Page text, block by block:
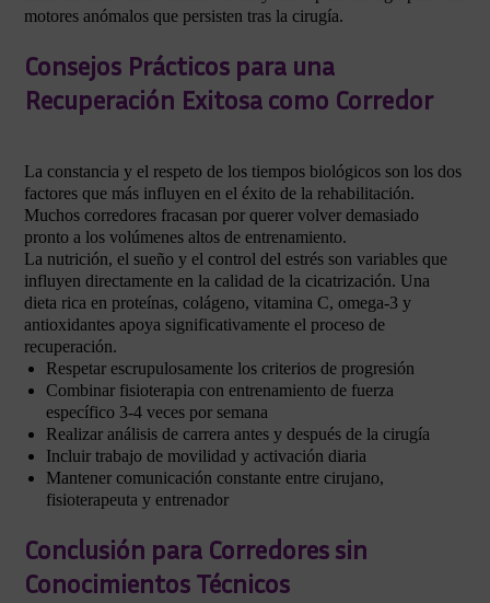
motores anómalos que persisten tras la cirugía.
Consejos Prácticos para una
Recuperación Exitosa como Corredor
La constancia y el respeto de los tiempos biológicos son los dos
factores que más influyen en el éxito de la rehabilitación.
Muchos corredores fracasan por querer volver demasiado
pronto a los volúmenes altos de entrenamiento.
La nutrición, el sueño y el control del estrés son variables que
influyen directamente en la calidad de la cicatrización. Una
dieta rica en proteínas, colágeno, vitamina C, omega-3 y
antioxidantes apoya significativamente el proceso de
recuperación.
Respetar escrupulosamente los criterios de progresión
Combinar fisioterapia con entrenamiento de fuerza
específico 3-4 veces por semana
Realizar análisis de carrera antes y después de la cirugía
Incluir trabajo de movilidad y activación diaria
Mantener comunicación constante entre cirujano,
fisioterapeuta y entrenador
Conclusión para Corredores sin
Conocimientos Técnicos